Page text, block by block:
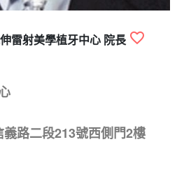
雷射美學植牙中心 院長
路二段213號西側門2樓